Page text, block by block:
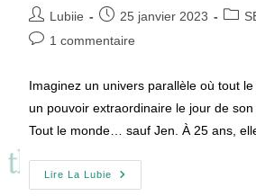
Auteur/autrice
de
Lubiie
Publication
publiée :
25 janvier 2023
Post
Commentaires
publication :
1 commentaire
Imaginez un univers parallèle où tout
un pouvoir extraordinaire le jour de son
Tout le monde… sauf Jen. À 25 ans,
Lire La Lubie
EXTRAORDINARY
: